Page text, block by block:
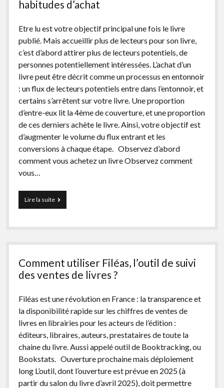
habitudes d’achat
Etre lu est votre objectif principal une fois le livre
publié. Mais accueillir plus de lecteurs pour son livre,
c’est d’abord attirer plus de lecteurs potentiels, de
personnes potentiellement intéressées. L’achat d’un
livre peut être décrit comme un processus en entonnoir
: un flux de lecteurs potentiels entre dans l’entonnoir, et
certains s’arrêtent sur votre livre. Une proportion
d’entre-eux lit la 4ème de couverture, et une proportion
de ces derniers achète le livre. Ainsi, votre objectif est
d’augmenter le volume du flux entrant et les
conversions à chaque étape. Observez d’abord
comment vous achetez un livre Observez comment
vous…
Lire la suiteComment
mieux
son
?
axes
à
travailler
partir
de
vos
propres
habitudes
d’achat
Comment utiliser Filéas, l’outil de suivi
des ventes de livres ?
Filéas est une révolution en France : la transparence et
la disponibilité rapide sur les chiffres de ventes de
livres en librairies pour les acteurs de l’édition :
éditeurs, libraires, auteurs, prestataires de toute la
chaine du livre. Aussi appelé outil de Booktracking, ou
Bookstats. Ouverture prochaine mais déploiement
long L’outil, dont l’ouverture est prévue en 2025 (à
partir du salon du livre d’avril 2025), doit permettre